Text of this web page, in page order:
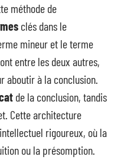
méthode de
clés dans le
mineur et le terme
entre les deux autres,
aboutir à la conclusion.
de la conclusion, tandis
Cette architecture
rigoureux, où la
ou la présomption.